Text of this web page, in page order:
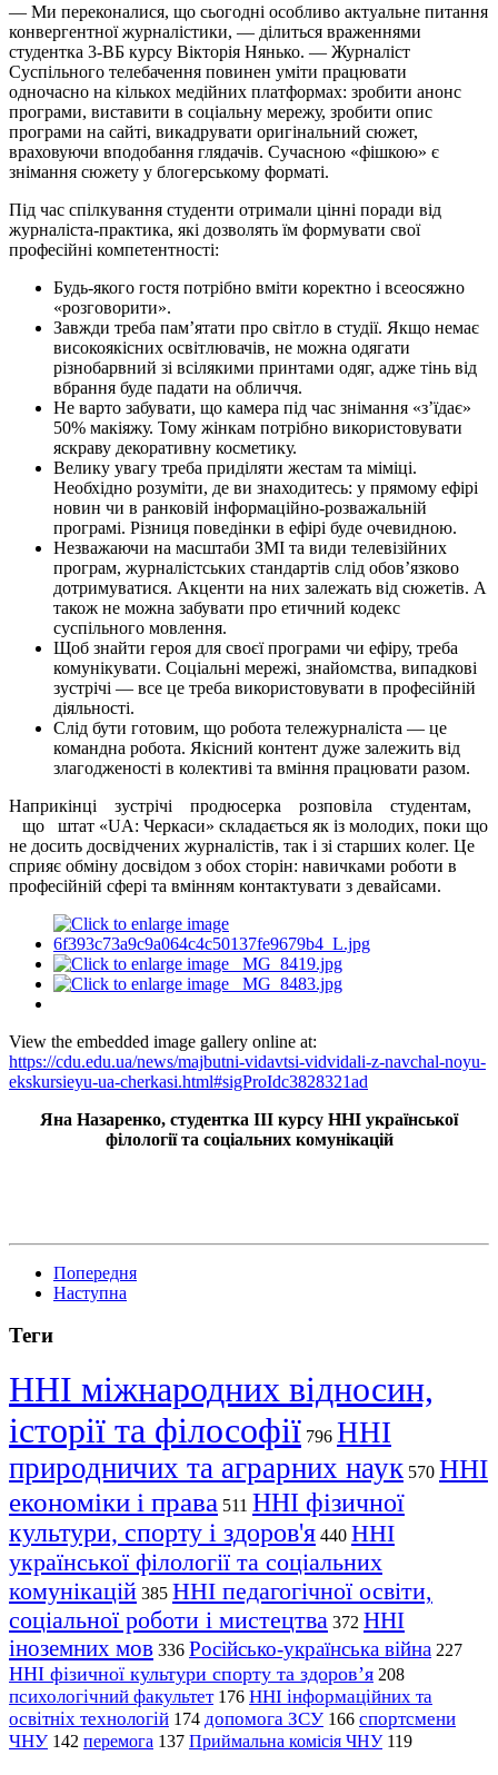
— Ми переконалися, що сьогодні особливо актуальне питання
конвергентної журналістики, — ділиться враженнями
студентка 3-ВБ курсу Вікторія Нянько. — Журналіст
Суспільного телебачення повинен уміти працювати
одночасно на кількох медійних платформах: зробити анонс
програми, виставити в соціальну мережу, зробити опис
програми на сайті, викадрувати оригінальний сюжет,
враховуючи вподобання глядачів. Сучасною «фішкою» є
знімання сюжету у блогерському форматі.
Під час спілкування студенти отримали цінні поради від
журналіста-практика, які дозволять їм формувати свої
професійні компетентності:
Будь-якого гостя потрібно вміти коректно і всеосяжно
«розговорити».
Завжди треба пам’ятати про світло в студії. Якщо немає
високоякісних освітлювачів, не можна одягати
різнобарвний зі всілякими принтами одяг, адже тінь від
вбрання буде падати на обличчя.
Не варто забувати, що камера під час знімання «з’їдає»
50% макіяжу. Тому жінкам потрібно використовувати
яскраву декоративну косметику.
Велику увагу треба приділяти жестам та міміці.
Необхідно розуміти, де ви знаходитесь: у прямому ефірі
новин чи в ранковій інформаційно-розважальній
програмі. Різниця поведінки в ефірі буде очевидною.
Незважаючи на масштаби ЗМІ та види телевізійних
програм, журналістських стандартів слід обов’язково
дотримуватися. Акценти на них залежать від сюжетів. А
також не можна забувати про етичний кодекс
суспільного мовлення.
Щоб знайти героя для своєї програми чи ефіру, треба
комунікувати. Соціальні мережі, знайомства, випадкові
зустрічі — все це треба використовувати в професійній
діяльності.
Слід бути готовим, що робота тележурналіста — це
командна робота. Якісний контент дуже залежить від
злагодженості в колективі та вміння працювати разом.
Наприкінці зустрічі продюсерка розповіла студентам,
що штат «UA: Черкаси» складається як із молодих, поки що
не досить досвідчених журналістів, так і зі старших колег. Це
сприяє обміну досвідом з обох сторін: навичками роботи в
професійній сфері та вмінням контактувати з девайсами.
View the embedded image gallery online at:
https://cdu.edu.ua/news/majbutni-vidavtsi-vidvidali-z-navchal-noyu-
ekskursieyu-ua-cherkasi.html#sigProIdc3828321ad
Яна Назаренко, студентка ІІІ курсу ННІ української
філології та соціальних комунікацій
Попередня
Наступна
Теги
ННІ міжнародних відносин,
історії та філософії 796 ННІ
природничих та аграрних наук 570 ННІ
економіки і права 511 ННІ фізичної
культури, спорту і здоров'я 440 ННІ
української філології та соціальних
комунікацій 385 ННІ педагогічної освіти,
соціальної роботи і мистецтва 372 ННІ
іноземних мов 336 Російсько-українська війна 227
ННІ фізичної культури спорту та здоров’я 208
психологічний факультет 176 ННІ інформаційних та
освітніх технологій 174 допомога ЗСУ 166 спортсмени
ЧНУ 142 перемога 137 Приймальна комісія ЧНУ 119